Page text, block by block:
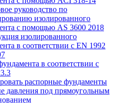
руководство по
изолированного
с помощью AS 3600 2018
изолированного
в соответствии с EN 1992
в соответствии с
распорные фундаменты
давления под прямоугольным